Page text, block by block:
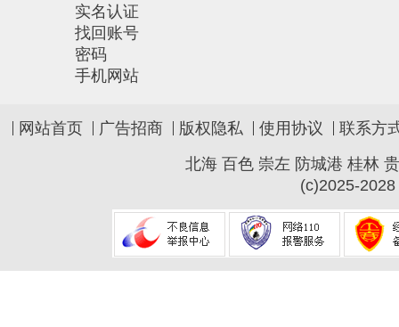
实名认证
找回账号
密码
手机网站
网站首页 广告招商 版权隐私 使用协议
联系方
北海 百色 崇左 防城港 桂林
(c)2025-